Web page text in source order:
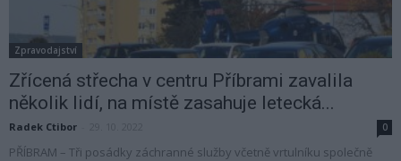
Zpravodajství
Zřícená střecha v centru Příbrami zavalila
několik lidí, na místě zasahuje letecká...
Radek Ctibor 0
PŘÍBRAM – Tři posádky záchranné služby včetně vrtulníku společně